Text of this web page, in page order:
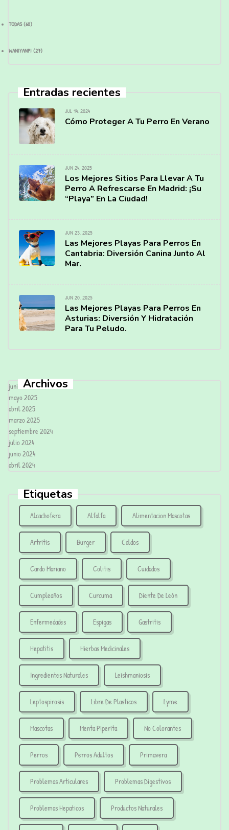
TODAS(60)
WANIYANPI (27)
Entradas recientes
JUL 14, 2024
Cómo Proteger A Tu Perro En Verano
JUN 24, 2025
Los Mejores Sitios Para Llevar A Tu
Perro A Refrescarse En Madrid: ¡Su
“Playa” En La Ciudad!
JUN 23, 2025
Las Mejores Playas Para Perros En
Cantabria: Diversión Canina Junto Al
Mar.
JUN 20, 2025
Las Mejores Playas Para Perros En
Asturias: Diversión Y Hidratación
Para Tu Peludo.
Archivos
junio 2025
mayo 2025
abril 2025
marzo 2025
septiembre 2024
julio 2024
junio 2024
abril 2024
Etiquetas
Alcachofera Alfalfa Alimentacion Mascotas
Artritis Burger Caldos
Cardo Mariano Colitis Cuidados
Cumpleaños Curcuma Diente De León
Enfermedades Espigas Gastritis
Hepatitis Hierbas Medicinales
Ingredientes Naturales Leishmaniosis
Leptospirosis Libre De Plasticos Lyme
Mascotas Menta Piperita No Colorantes
Perros Perros Adultos Primavera
Problemas Articulares Problemas Digestivos
Problemas Hepaticos Productos Naturales